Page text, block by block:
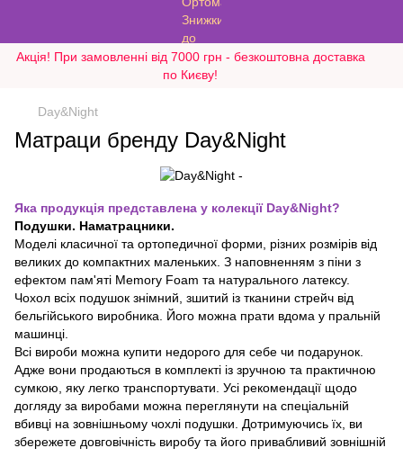
Акція! При замовленні від 7000 грн - безкоштовна доставка
по Києву!
Day&Night
Матраци бренду Day&Night
Яка продукція представлена ​​у колекції Day&Night?
Подушки. Наматрацники.
Моделі класичної та ортопедичної форми, різних розмірів від
великих до компактних маленьких. З наповненням з піни з
ефектом пам'яті Memory Foam та натурального латексу.
Чохол всіх подушок знімний, зшитий із тканини стрейч від
бельгійського виробника. Його можна прати вдома у пральній
машинці.
Всі вироби можна купити недорого для себе чи подарунок.
Адже вони продаються в комплекті із зручною та практичною
сумкою, яку легко транспортувати. Усі рекомендації щодо
догляду за виробами можна переглянути на спеціальній
вбивці на зовнішньому чохлі подушки. Дотримуючись їх, ви
збережете довговічність виробу та його привабливий зовнішній